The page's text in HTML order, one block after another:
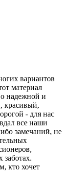
вариантов
материал
надежной и
красивый,
- для нас
все наши
замечаний, не
заботах.
кто хочет